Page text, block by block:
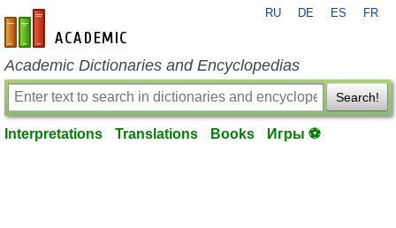
en-academic.com
RU DE ES FR
Academic Dictionaries and Encyclopedias
Search!
Interpretations Translations Books Игры ⚽